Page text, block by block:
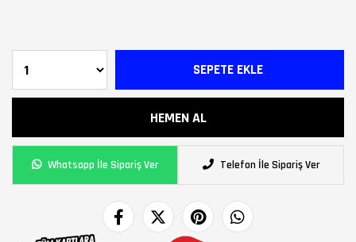
Whatsapp İle Sipariş Ver Telefon İle Sipariş Ver